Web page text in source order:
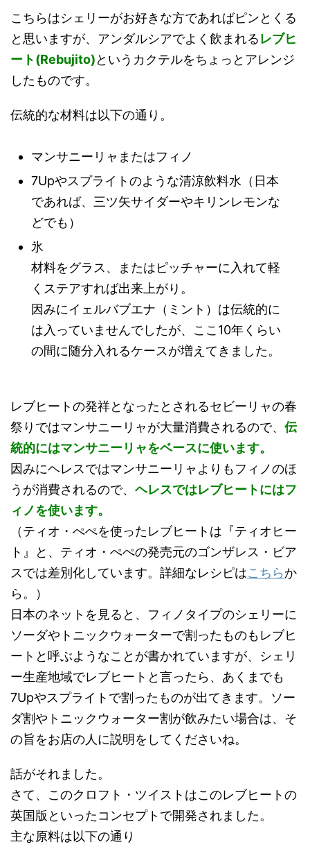
こちらはシェリーがお好きな方であればピンとくる
と思いますが、アンダルシアでよく飲まれるレブヒ
ート(Rebujito)というカクテルをちょっとアレンジ
したものです。
伝統的な材料は以下の通り。
マンサニーリャまたはフィノ
7Upやスプライトのような清涼飲料水（日本
であれば、三ツ矢サイダーやキリンレモンな
どでも）
氷
材料をグラス、またはピッチャーに入れて軽
くステアすれば出来上がり。
因みにイェルバブエナ（ミント）は伝統的に
は入っていませんでしたが、ここ10年くらい
の間に随分入れるケースが増えてきました。
レブヒートの発祥となったとされるセビーリャの春
祭りではマンサニーリャが大量消費されるので、伝
統的にはマンサニーリャをベースに使います。
因みにヘレスではマンサニーリャよりもフィノのほ
うが消費されるので、 ヘレスではレブヒートにはフ
ィノを使います。
（ティオ・ぺぺを使ったレブヒートは『ティオヒー
ト』と、ティオ・ぺぺの発売元のゴンザレス・ビア
スでは差別化しています。詳細なレシピはこちらか
ら。）
日本のネットを見ると、フィノタイプのシェリーに
ソーダやトニックウォーターで割ったものもレブヒ
ートと呼ぶようなことが書かれていますが、シェリ
ー生産地域でレブヒートと言ったら、あくまでも
7Upやスプライトで割ったものが出てきます。ソー
ダ割やトニックウォーター割が飲みたい場合は、そ
の旨をお店の人に説明をしてくださいね。
話がそれました。
さて、このクロフト・ツイストはこのレブヒートの
英国版といったコンセプトで開発されました。
主な原料は以下の通り